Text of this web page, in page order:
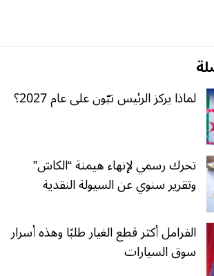
لماذا يركز الرئيس تبّون على عام 2027؟
تحرك رسمي لإنهاء هيمنة “الكاش”
وتقرير سنوي عن السيولة النقدية
الفرامل أكثر قطع الغيار طلبًا وهذه أسرار
سوق السيارات